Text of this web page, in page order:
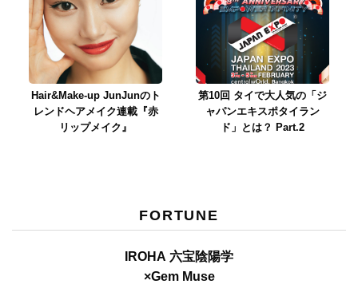
Hair&Make-up JunJunのト
レンドヘアメイク連載『赤
リップメイク』
第10回 タイで大人気の「ジ
ャパンエキスポタイラン
ド」とは？ Part.2
FORTUNE
IROHA 六宝陰陽学
×Gem Muse